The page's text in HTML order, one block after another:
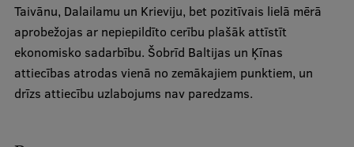
Zinātnieku brokastis
Vertikāli integrētie projekti
Zinātniskās konferences
Taivānu, Dalailamu un Krieviju, bet pozitīvais lielā mērā
aprobežojas ar nepiepildīto cerību plašāk attīstīt
ekonomisko sadarbību. Šobrīd Baltijas un Ķīnas
attiecības atrodas vienā no zemākajiem punktiem, un
drīzs attiecību uzlabojums nav paredzams.